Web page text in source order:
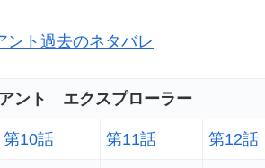
ント過去のネタバレ
ント エクスプローラー
第10話 第11話 第12話